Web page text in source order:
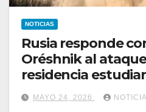
NOTICIAS
Rusia responde
Oréshnik al
residencia
MAYO 24, 2026